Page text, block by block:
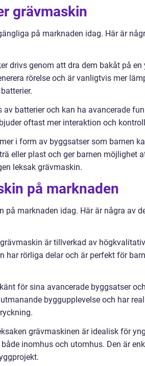
grävmaskin
på marknaden idag. Här är
drivs genom att dra dem bakåt på en
rörelse och är vanligtvis mer
batterier och kan ha avancerade
oftast mer interaktion och
i form av byggsatser som barnen
eller plast och ger barnen möjlighet
leksak grävmaskin.
på marknaden
marknaden idag. Här är några av
är tillverkad av
har rörliga delar och är perfekt för
för sina avancerade byggsatser
byggupplevelse och har
grävmaskinen är idealisk för
inomhus och utomhus. Den är